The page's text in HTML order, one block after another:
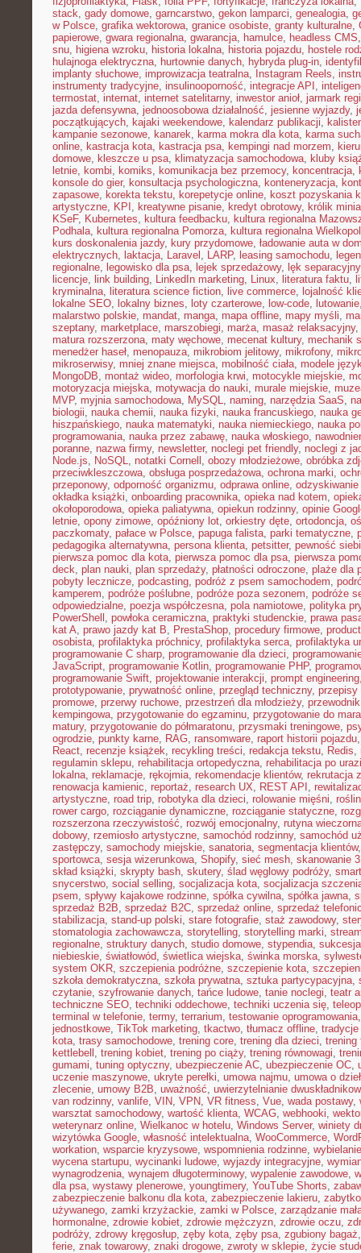
stack, gady domowe, garncarstwo, gekon lamparci, genealogia,
w Polsce, grafika wektorowa, granice osobiste, granty kulturalne,
papierowe, gwara regionalna, gwarancja, hamulce, headless CMS
snu, higiena wzroku, historia lokalna, historia pojazdu, hostele
hulajnoga elektryczna, hurtownie danych, hybryda plug-in,
implanty słuchowe, improwizacja teatralna, Instagram Reels,
instrumenty tradycyjne, insulinooporność, integracje API ,
termostat, internat, internet satelitarny, inwestor anioł, jarmark
jazda defensywna, jednoosobowa działalność, jesienne wyjazdy,
początkujących, kajaki weekendowe, kalendarz publikacji,
kampanie sezonowe, kanarek, karma mokra dla kota, karma
online, kastracja kota, kastracja psa, kempingi nad morzem,
domowe, kleszcze u psa, klimatyzacja samochodowa, kluby
letnie, kombi, komiks, komunikacja bez przemocy, koncentracja,
konsole do gier, konsultacja psychologiczna, konteneryzacja,
zapasowe, korekta tekstu, korepetycje online, koszt pozyskania
artystyczne, KPI , kreatywne pisanie, kredyt obrotowy, królik
KSeF, Kubernetes, kultura feedbacku, kultura regionalna
Podhala, kultura regionalna Pomorza, kultura regionalna
kurs doskonalenia jazdy, kury przydomowe, ładowanie auta w
elektrycznych, laktacja, Laravel , LARP, leasing samochodu,
regionalne, legowisko dla psa, lejek sprzedażowy, lęk
licencje, link building, LinkedIn marketing, Linux, literatura faktu,
kryminalna, literatura science fiction, live commerce, lojalność
lokalne SEO, lokalny biznes, loty czarterowe, low-code, lutowanie
malarstwo polskie, mandat, manga, mapa offline, mapy myśli,
szeptany, marketplace, marszobiegi, marża, masaż relaksacyjny,
matura rozszerzona, maty węchowe, mecenat kultury, mechanik
menedżer haseł, menopauza, mikrobiom jelitowy, mikrofony,
mikroserwisy, mniej znane miejsca, mobilność ciała, modele
MongoDB, montaż wideo, morfologia krwi, motocykle miejskie,
motoryzacja miejska, motywacja do nauki, murale miejskie,
MVP, myjnia samochodowa, MySQL, naming, narzędzia SaaS,
biologii, nauka chemii, nauka fizyki, nauka francuskiego, nauka
hiszpańskiego, nauka matematyki, nauka niemieckiego, nauka
programowania, nauka przez zabawę, nauka włoskiego,
poranne, nazwa firmy, newsletter, noclegi pet friendly, noclegi z
Node.js, NoSQL, notatki Cornell , obozy młodzieżowe, obróbka
przeciwkleszczowa, obsługa posprzedażowa, ochrona marki,
przeponowy, odporność organizmu, odprawa online,
okładka książki, onboarding pracownika, opieka nad kotem,
okołoporodowa, opieka paliatywna, opiekun rodzinny, opinie
letnie, opony zimowe, opóźniony lot, orkiestry dęte, ortodoncja,
paczkomaty, pałace w Polsce, papuga falista, parki tematyczne,
pedagogika alternatywna, persona klienta, petsitter, pewność
pierwsza pomoc dla kota, pierwsza pomoc dla psa, pierwsza
deck, plan nauki, plan sprzedaży, płatności odroczone, plaże dla
pobyty lecznicze, podcasting, podróż z psem samochodem,
kamperem, podróże poślubne, podróże poza sezonem, podróże
odpowiedzialne, poezja współczesna, pola namiotowe, polityka
PowerShell , powłoka ceramiczna, praktyki studenckie, prawa
kat A, prawo jazdy kat B, PrestaShop, procedury firmowe,
osobista, profilaktyka próchnicy, profilaktyka serca, profilaktyka
programowanie C sharp, programowanie dla dzieci,
JavaScript, programowanie Kotlin, programowanie PHP,
programowanie Swift, projektowanie interakcji, prompt engineering
prototypowanie, prywatność online, przegląd techniczny, przepisy
promowe, przerwy ruchowe, przestrzeń dla młodzieży,
kempingowa, przygotowanie do egzaminu, przygotowanie do
matury, przygotowanie do półmaratonu, przysmaki treningowe,
ogrodzie, punkty karne, RAG, ransomware, raport historii pojazdu
React, recenzje książek, recykling treści, redakcja tekstu, Redis,
regulamin sklepu, rehabilitacja ortopedyczna, rehabilitacja po
lokalna, reklamacje, rękojmia, rekomendacje klientów, rekrutacja
renowacja kamienic, reportaż, research UX, REST API ,
artystyczne, road trip, robotyka dla dzieci, rolowanie mięśni,
rower cargo, rozciąganie dynamiczne, rozciąganie statyczne,
rozszerzona rzeczywistość, rozwój emocjonalny, rutyna
dobowy, rzemiosło artystyczne, samochód rodzinny, samochód
zastępczy, samochody miejskie, sanatoria, segmentacja klientów
sportowca, sesja wizerunkowa, Shopify, sieć mesh, skanowanie
skład książki, skrypty bash, skutery, ślad węglowy podróży,
snycerstwo, social selling, socjalizacja kota, socjalizacja
psem, spływy kajakowe rodzinne, spółka cywilna, spółka jawna,
sprzedaż B2B, sprzedaż B2C, sprzedaż online, sprzedaż
stabilizacja, stand-up polski, stare fotografie, staż zawodowy,
stomatologia zachowawcza, storytelling, storytelling marki,
regionalne, struktury danych, studio domowe, stypendia,
niebieskie, światłowód, świetlica wiejska, świnka morska,
system OKR, szczepienia podróżne, szczepienie kota,
szkoła demokratyczna, szkoła prywatna, sztuka partycypacyjna,
czytanie, szyfrowanie danych, tańce ludowe, tanie noclegi, teatr
techniczne SEO, techniki oddechowe, techniki uczenia się,
terminal w telefonie, termy, terrarium, testowanie oprogramowania
jednostkowe, TikTok marketing, tkactwo, tłumacz offline, tradycje
kota, trasy samochodowe, trening core, trening dla dzieci, trening
kettlebell , trening kobiet, trening po ciąży, trening równowagi,
gumami, tuning optyczny, ubezpieczenie AC, ubezpieczenie OC,
uczenie maszynowe, ukryte perełki, umowa najmu, umowa o
zlecenie, umowy B2B, uważność, uwierzytelnianie
van rodzinny, vanlife, VIN, VPN, VR fitness, Vue, wada postawy,
warsztat samochodowy, wartość klienta, WCAG, webhooki,
weterynarz online, Wielkanoc w hotelu, Windows Server, winiety
wizytówka Google, własność intelektualna, WooCommerce,
workation, wsparcie kryzysowe, wspomnienia rodzinne,
wycena startupu, wycinanki ludowe, wyjazdy integracyjne,
wynagrodzenia, wynajem długoterminowy, wypalenie zawodowe,
dla psa, wystawy plenerowe, youngtimery, YouTube Shorts,
zabezpieczenie balkonu dla kota, zabezpieczenie lakieru,
używanego, zamki krzyżackie, zamki w Polsce, zarządzanie
hormonalne, zdrowie kobiet, zdrowie mężczyzn, zdrowie oczu,
podróży, zdrowy kręgosłup, zęby kota, zęby psa, zgubiony bagaż
ferie, znak towarowy, znaki drogowe, zwroty w sklepie, życie